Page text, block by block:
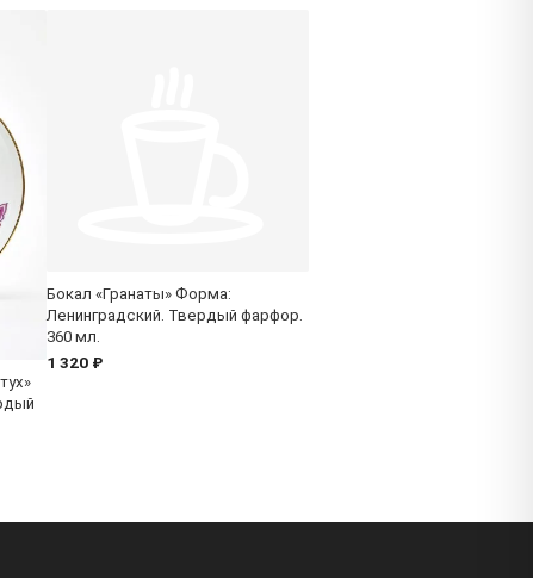
Бокал «Гранаты» Форма:
Ленинградский. Твердый фарфор.
360 мл.
1 320 ₽